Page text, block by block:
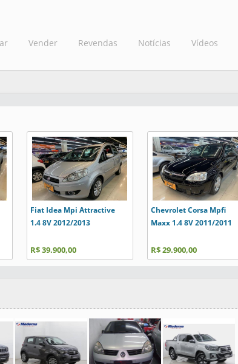
Vender Revendas Notícias Vídeos
Fiat Idea Mpi Attractive
1.4 8V 2012/2013
R$ 39.900,00
Chevrolet Corsa Mpfi
Maxx 1.4 8V 2011/2011
R$ 29.900,00